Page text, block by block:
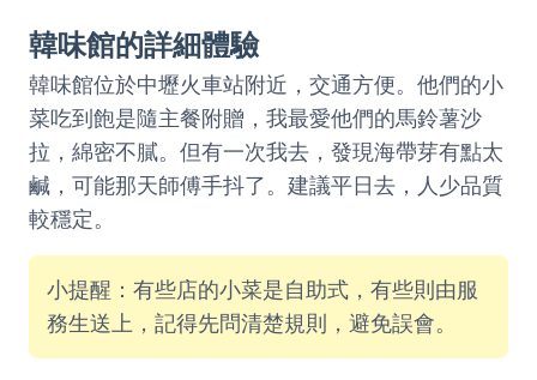
韓味館的詳細體驗
韓味館位於中壢火車站附近，交通方便。他們的小
菜吃到飽是隨主餐附贈，我最愛他們的馬鈴薯沙
拉，綿密不膩。但有一次我去，發現海帶芽有點太
鹹，可能那天師傅手抖了。建議平日去，人少品質
較穩定。
小提醒：有些店的小菜是自助式，有些則由服
務生送上，記得先問清楚規則，避免誤會。